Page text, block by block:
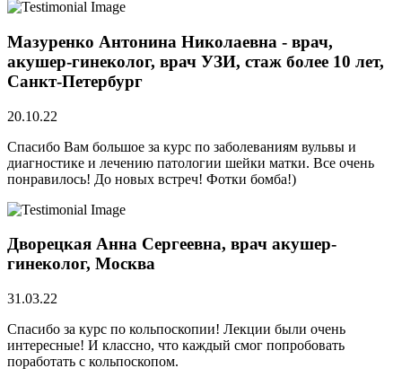
Мазуренко Антонина Николаевна - врач,
акушер-гинеколог, врач УЗИ, стаж более 10 лет,
Санкт-Петербург
20.10.22
Спасибо Вам большое за курс по заболеваниям вульвы и
диагностике и лечению патологии шейки матки. Все очень
понравилось! До новых встреч! Фотки бомба!)
Дворецкая Анна Сергеевна, врач акушер-
гинеколог, Москва
31.03.22
Спасибо за курс по кольпоскопии! Лекции были очень
интересные! И классно, что каждый смог попробовать
поработать с кольпоскопом.